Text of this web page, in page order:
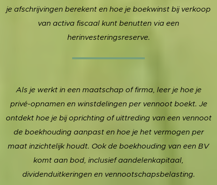
je afschrijvingen berekent en hoe je boekwinst bij verkoop
van activa fiscaal kunt benutten via een
herinvesteringsreserve.
Als je werkt in een maatschap of firma, leer je hoe je
privé-opnamen en winstdelingen per vennoot boekt. Je
ontdekt hoe je bij oprichting of uittreding van een vennoot
de boekhouding aanpast en hoe je het vermogen per
maat inzichtelijk houdt. Ook de boekhouding van een BV
komt aan bod, inclusief aandelenkapitaal,
dividenduitkeringen en vennootschapsbelasting.